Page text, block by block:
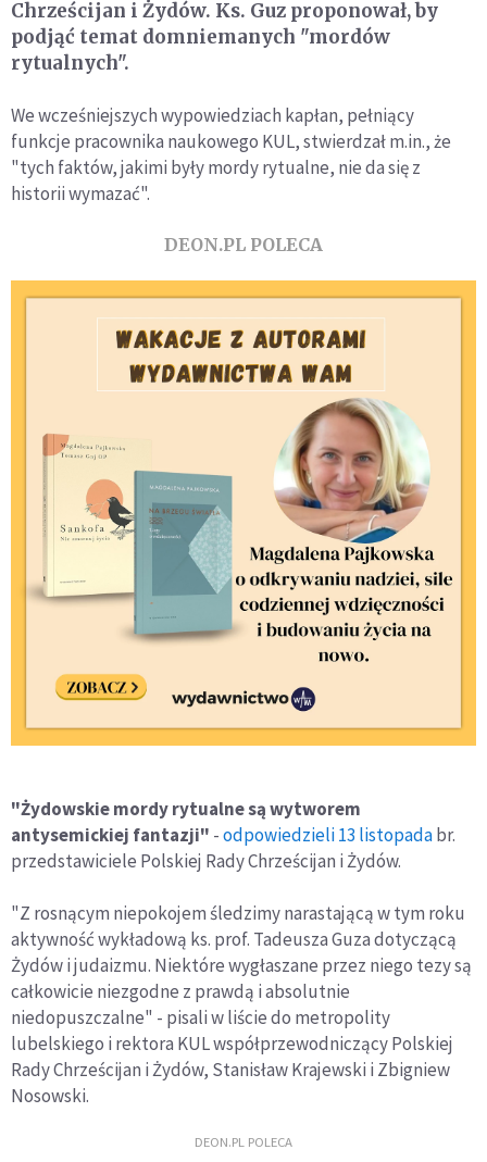
Chrześcijan i Żydów. Ks. Guz proponował, by
podjąć temat domniemanych "mordów
rytualnych".
We wcześniejszych wypowiedziach kapłan, pełniący
funkcje pracownika naukowego KUL, stwierdzał m.in., że
"tych faktów, jakimi były mordy rytualne, nie da się z
historii wymazać".
DEON.PL POLECA
"Żydowskie mordy rytualne są wytworem
antysemickiej fantazji" -odpowiedzieli 13 listopadabr.
przedstawiciele Polskiej Rady Chrześcijan i Żydów.
"Z rosnącym niepokojem śledzimy narastającą w tym roku
aktywność wykładową ks. prof. Tadeusza Guza dotyczącą
Żydów i judaizmu. Niektóre wygłaszane przez niego tezy są
całkowicie niezgodne z prawdą i absolutnie
niedopuszczalne" - pisali w liście do metropolity
lubelskiego i rektora KUL współprzewodniczący Polskiej
Rady Chrześcijan i Żydów, Stanisław Krajewski i Zbigniew
Nosowski.
DEON.PL POLECA